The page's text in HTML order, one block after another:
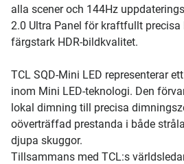
alla scener och 144Hz
2.0 Ultra Panel för kraftfullt precisa
färgstark HDR-bildkvalitet.
TCL SQD-Mini LED representerar
inom Mini LED-teknologi. Den
lokal dimning till precisa
oöverträffad prestanda i både
djupa skuggor.
Tillsammans med TCL:s